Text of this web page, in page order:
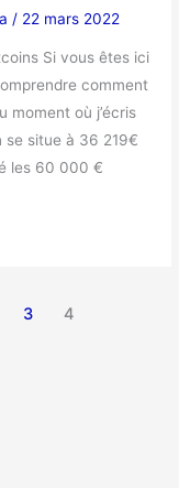
/ 22 mars 2022
Si vous êtes ici
comment
moment où j’écris
se situe à 36 219€
les 60 000 €
3 4